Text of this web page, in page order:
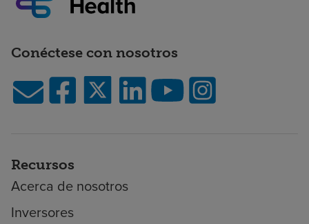
Conéctese con nosotros
Recursos
Acerca de nosotros
Inversores